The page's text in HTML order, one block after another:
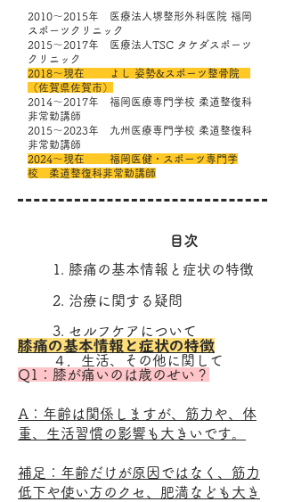
​2010～2015年 医療法人堺整形外科医院 福岡
スポーツクリニック
2015～2017年 医療法人TSC タケダスポーツ
クリニック
2018～現在 よし 姿勢&スポーツ整骨院
（佐賀県佐賀市）
2014～2017年 福岡医療専門学校 柔道整復科
非常勤講師
2015～2023年 九州医療専門学校 柔道整復科
非常勤講師
2024～現在 福岡医健・スポーツ専門学
校 柔道整復科非常勤講師
​目次
1. 膝痛の基本情報と症状の特徴
2. 治療に関する疑問
3. セルフケアについて
​４．生活、その他に関して
膝痛の基本情報と症状の特徴
Q1：膝が痛いのは歳のせい？
A：年齢は関係しますが、筋力や、体
重、生活習慣の影響も大きいです。
補足：年齢だけが原因ではなく、筋力
低下や使い方のクセ、肥満なども大き